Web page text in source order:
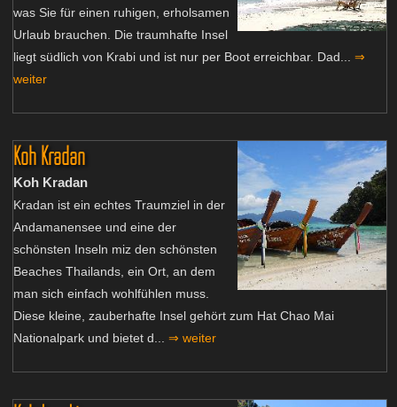
was Sie für einen ruhigen, erholsamen
Urlaub brauchen. Die traumhafte Insel
liegt südlich von Krabi und ist nur per Boot erreichbar. Dad... ⇒
weiter
Koh Kradan
Koh Kradan
Kradan ist ein echtes Traumziel in der
Andamanensee und eine der
schönsten Inseln miz den schönsten
Beaches Thailands, ein Ort, an dem
man sich einfach wohlfühlen muss.
Diese kleine, zauberhafte Insel gehört zum Hat Chao Mai
Nationalpark und bietet d... ⇒ weiter